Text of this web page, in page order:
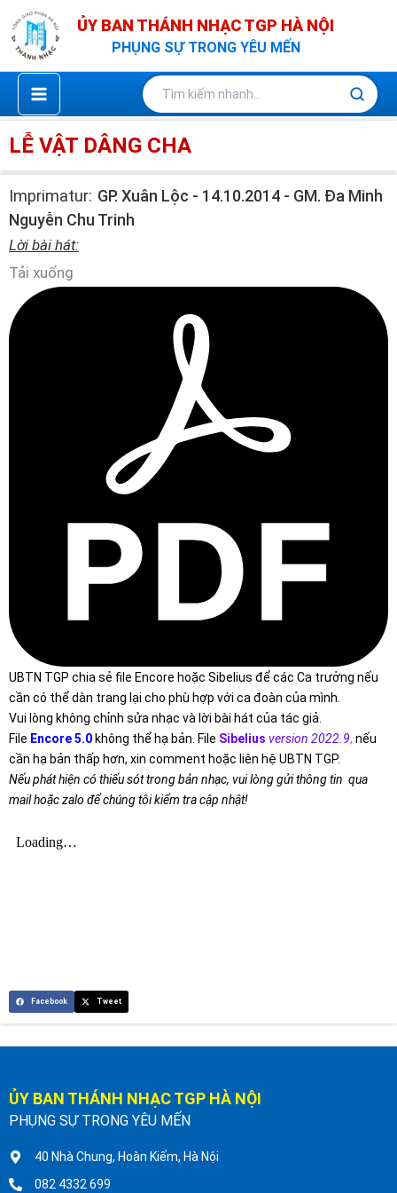
Nhảy
tới
nội
dung
ỦY BAN THÁNH NHẠC TGP HÀ NỘI
PHỤNG SỰ TRONG YÊU MẾN
LỄ VẬT DÂNG CHA
Imprimatur: GP. Xuân Lộc - 14.10.2014 - GM. Đa Minh
Nguyễn Chu Trinh
Lời bài hát:
Tải xuống
UBTN TGP chia sẻ file Encore hoặc Sibelius để các Ca trưởng nếu
cần có thể dàn trang lại cho phù hợp với ca đoàn của mình.
Vui lòng không chỉnh sửa nhạc và lời bài hát của tác giả.
File Encore 5.0 không thể hạ bản. File Sibelius version 2022.9, nếu
cần hạ bản thấp hơn, xin comment hoặc liên hệ UBTN TGP.
Nếu phát hiện có thiếu sót trong bản nhạc, vui lòng gửi thông tin qua
mail hoặc zalo để chúng tôi kiểm tra cập nhật!
Facebook Tweet
ỦY BAN THÁNH NHẠC TGP HÀ NỘI
PHỤNG SỰ TRONG YÊU MẾN
40 Nhà Chung, Hoàn Kiếm, Hà Nội
082 4332 699